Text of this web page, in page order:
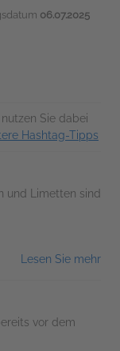
06.07.2025
Sie dabei
Hashtag-Tipps
und Limetten sind
Lesen Sie mehr
vor dem